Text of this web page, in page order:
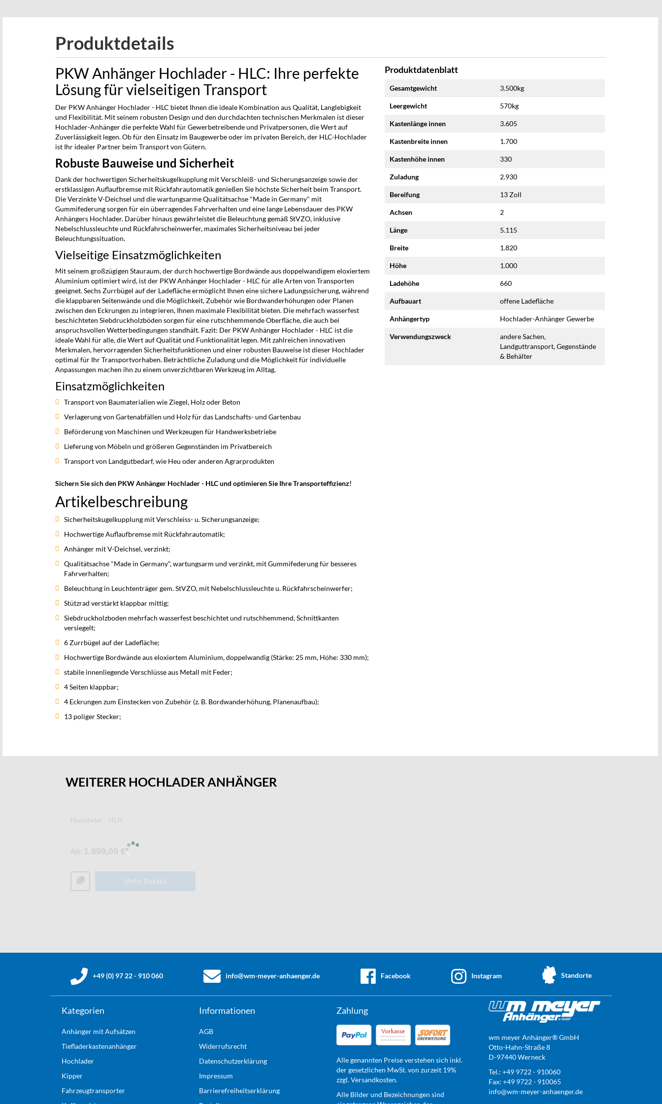
of
images
gallery
Produktdetails
PKW Anhänger Hochlader - HLC: Ihre perfekte
Lösung für vielseitigen Transport
Der PKW Anhänger Hochlader - HLC bietet Ihnen die ideale Kombination aus Qualität, Langlebigkeit
und Flexibilität. Mit seinem robusten Design und den durchdachten technischen Merkmalen ist dieser
Hochlader-Anhänger die perfekte Wahl für Gewerbetreibende und Privatpersonen, die Wert auf
Zuverlässigkeit legen. Ob für den Einsatz im Baugewerbe oder im privaten Bereich, der HLC-Hochlader
ist Ihr idealer Partner beim Transport von Gütern.
Robuste Bauweise und Sicherheit
Dank der hochwertigen Sicherheitskugelkupplung mit Verschleiß- und Sicherungsanzeige sowie der
erstklassigen Auflaufbremse mit Rückfahrautomatik genießen Sie höchste Sicherheit beim Transport.
Die Verzinkte V-Deichsel und die wartungsarme Qualitätsachse "Made in Germany" mit
Gummifederung sorgen für ein überragendes Fahrverhalten und eine lange Lebensdauer des PKW
Anhängers Hochlader. Darüber hinaus gewährleistet die Beleuchtung gemäß StVZO, inklusive
Nebelschlussleuchte und Rückfahrscheinwerfer, maximales Sicherheitsniveau bei jeder
Beleuchtungssituation.
Vielseitige Einsatzmöglichkeiten
Mit seinem großzügigen Stauraum, der durch hochwertige Bordwände aus doppelwandigem eloxiertem
Aluminium optimiert wird, ist der PKW Anhänger Hochlader - HLC für alle Arten von Transporten
geeignet. Sechs Zurrbügel auf der Ladefläche ermöglicht Ihnen eine sichere Ladungssicherung, während
die klappbaren Seitenwände und die Möglichkeit, Zubehör wie Bordwanderhöhungen oder Planen
zwischen den Eckrungen zu integrieren, Ihnen maximale Flexibilität bieten. Die mehrfach wasserfest
beschichteten Siebdruckholzböden sorgen für eine rutschhemmende Oberfläche, die auch bei
anspruchsvollen Wetterbedingungen standhält. Fazit: Der PKW Anhänger Hochlader - HLC ist die
ideale Wahl für alle, die Wert auf Qualität und Funktionalität legen. Mit zahlreichen innovativen
Merkmalen, hervorragenden Sicherheitsfunktionen und einer robusten Bauweise ist dieser Hochlader
optimal für Ihr Transportvorhaben. Beträchtliche Zuladung und die Möglichkeit für individuelle
Anpassungen machen ihn zu einem unverzichtbaren Werkzeug im Alltag.
Einsatzmöglichkeiten
Transport von Baumaterialien wie Ziegel, Holz oder Beton
Verlagerung von Gartenabfällen und Holz für das Landschafts- und Gartenbau
Beförderung von Maschinen und Werkzeugen für Handwerksbetriebe
Lieferung von Möbeln und größeren Gegenständen im Privatbereich
Transport von Landgutbedarf, wie Heu oder anderen Agrarprodukten
Sichern Sie sich den PKW Anhänger Hochlader - HLC und optimieren Sie Ihre Transporteffizienz!
Artikelbeschreibung
Sicherheitskugelkupplung mit Verschleiss- u. Sicherungsanzeige;
Hochwertige Auflaufbremse mit Rückfahrautomatik;
Anhänger mit V-Deichsel, verzinkt;
Qualitätsachse "Made in Germany", wartungsarm und verzinkt, mit Gummifederung für besseres
Fahrverhalten;
Beleuchtung in Leuchtenträger gem. StVZO, mit Nebelschlussleuchte u. Rückfahrscheinwerfer;
Stützrad verstärkt klappbar mittig;
Siebdruckholzboden mehrfach wasserfest beschichtet und rutschhemmend, Schnittkanten
versiegelt;
6 Zurrbügel auf der Ladefläche;
Hochwertige Bordwände aus eloxiertem Aluminium, doppelwandig (Stärke: 25 mm, Höhe: 330 mm);
stabile innenliegende Verschlüsse aus Metall mit Feder;
4 Seiten klappbar;
4 Eckrungen zum Einstecken von Zubehör (z. B. Bordwanderhöhung, Planenaufbau);
13 poliger Stecker;
Produktdatenblatt
Informationen
Gesamtgewicht 3.500kg
Leergewicht 570kg
Kastenlänge innen 3.605
Kastenbreite innen 1.700
Kastenhöhe innen 330
Zuladung 2.930
Bereifung 13 Zoll
Achsen 2
Länge 5.115
Breite 1.820
Höhe 1.000
Ladehöhe 660
Aufbauart offene Ladefläche
Anhängertyp Hochlader-Anhänger Gewerbe
Verwendungszweck
andere Sachen,
Landguttransport, Gegenstände
& Behälter
WEITERER HOCHLADER ANHÄNGER
1.999,00 €
Mehr Details
+49 (0) 97 22 - 910 060 info@wm-meyer-anhaenger.de Facebook Instagram Standorte
Kategorien
Anhänger mit Aufsätzen
Tiefladerkastenanhänger
Hochlader
Kipper
Fahrzeugtransporter
Informationen
AGB
Widerrufsrecht
Datenschutzerklärung
Impressum
Barrierefreiheitserklärung
Zahlung
Alle genannten Preise verstehen sich inkl.
der gesetzlichen MwSt. von zurzeit 19%
zzgl. Versandkosten.
Alle Bilder und Bezeichnungen sind
wm meyer Anhänger® GmbH
Otto-Hahn-Straße 8
D-97440 Werneck
Tel.: +49 9722 - 910060
Fax: +49 9722 - 910065
info@wm-meyer-anhaenger.de